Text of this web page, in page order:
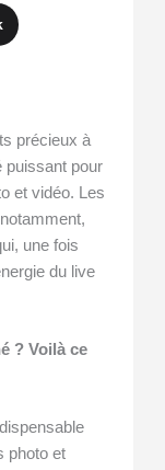
précieux à
puissant pour
et vidéo. Les
une fois
du live
? Voilà ce
photo et